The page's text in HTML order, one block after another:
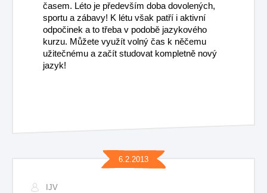
časem. Léto je především doba dovolených,
sportu a zábavy! K létu však patří i aktivní
odpočinek a to třeba v podobě jazykového
kurzu. Můžete využít volný čas k něčemu
užitečnému a začít studovat kompletně nový
jazyk!
6.2.2013
IJV